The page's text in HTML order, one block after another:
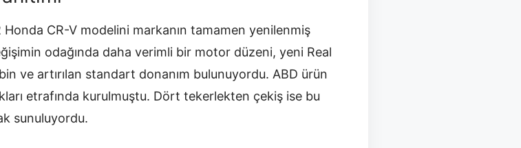
Honda CR-V modelini markanın tamamen yenilenmiş
odağında daha verimli bir motor düzeni, yeni Real
ve artırılan standart donanım bulunuyordu. ABD ürün
etrafında kurulmuştu. Dört tekerlekten çekiş ise bu
sunuluyordu.